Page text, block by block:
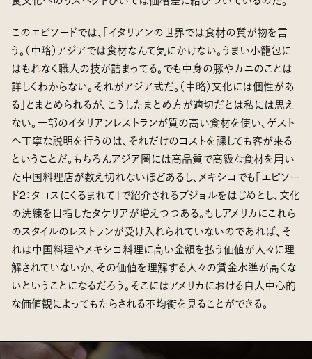
このエピソードでは、「イタリアンの世界では食材の質が物を言
う。（中略）アジアでは食材なんて気にかけない。うまい小籠包に
はもれなく職人の技が詰まってる。でも中身の豚やカニのことは
詳しくわからない。それがアジア式だ。（中略）文化には個性があ
る」とまとめられるが、こうしたまとめ方が適切だとは私には思え
ない。一部のイタリアンレストランが質の高い食材を使い、ゲスト
へ丁寧な説明を行うのは、それだけのコストを課しても客が来る
ということだ。もちろんアジア圏には高品質で高級な食材を用い
た中国料理店が数え切れないほどあるし、メキシコでも「エピソー
ド2：タコスにくるまれて」で紹介されるプジョルをはじめとし、文化
の洗練を目指したタケリアが増えつつある。もしアメリカにこれら
のスタイルのレストランが受け入れられていないのであれば、そ
れは中国料理やメキシコ料理に高い金額を払う価値が人々に理
解されていないか、その価値を理解する人々の賃金水準が高くな
いということになるだろう。そこにはアメリカにおける白人中心的
な価値観によってもたらされる不均衡を見ることができる。